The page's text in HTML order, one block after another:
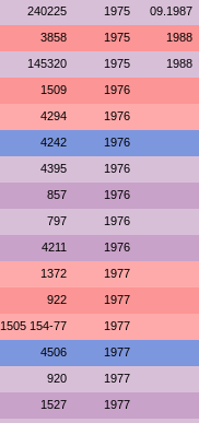
240225 1975 09.1987
3858 1975 1988
145320 1975 1988
1509 1976
4294 1976
4242 1976
4395 1976
857 1976
797 1976
4211 1976
1372 1977
922 1977
1505 154-77 1977
4506 1977
920 1977
1527 1977